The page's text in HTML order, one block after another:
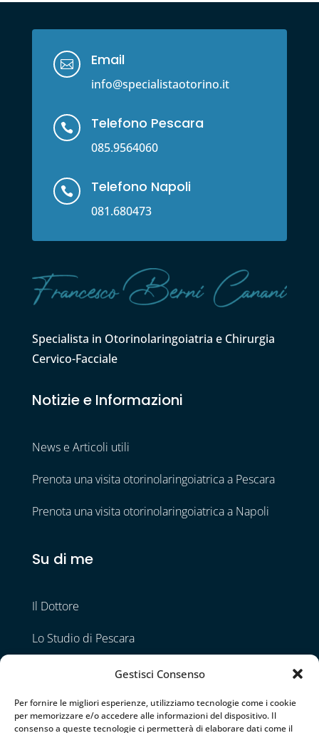
Gestisci Consenso
Per fornire le migliori esperienze, utilizziamo tecnologie come i cookie
per memorizzare e/o accedere alle informazioni del dispositivo. Il
consenso a queste tecnologie ci permetterà di elaborare dati come il
 Email
info@specialistaotorino.it
 Telefono Pescara
085.9564060
 Telefono Napoli
081.680473
Specialista in Otorinolaringoiatria e Chirurgia
Cervico-Facciale
Notizie e Informazioni
News e Articoli utili
Prenota una visita otorinolaringoiatrica a Pescara
Prenota una visita otorinolaringoiatrica a Napoli
Su di me
Il Dottore
Lo Studio di Pescara
Lo Studio di Napoli
Contatti